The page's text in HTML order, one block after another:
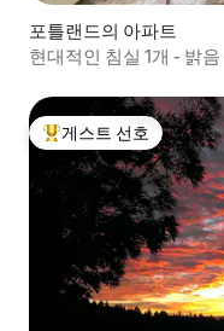
포틀랜드의 아파트
현대적인 침실 1개 - 밝
상위 게스트 선호
게스트 선호